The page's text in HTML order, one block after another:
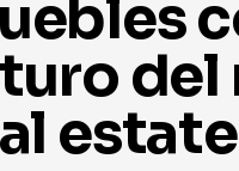
del
estate